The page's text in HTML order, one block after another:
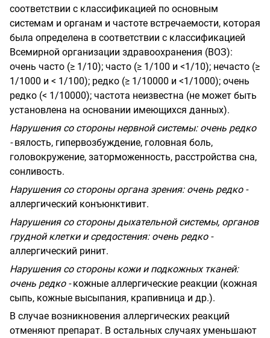
соответствии с классификацией по основным
системам и органам и частоте встречаемости, которая
была определена в соответствии с классификацией
Всемирной организации здравоохранения (ВОЗ):
очень часто (≥ 1/10); часто (≥ 1/100 и <1/10); нечасто (≥
1/1000 и < 1/100); редко (≥ 1/10000 и <1/1000); очень
редко (< 1/10000); частота неизвестна (не может быть
установлена на основании имеющихся данных).
Нарушения со стороны нервной системы: очень редко
-вялость, гипервозбуждение, головная боль,
головокружение, заторможенность, расстройства сна,
сонливость.
Нарушения со стороны органа зрения: очень редко -
аллергический конъюнктивит.
Нарушения со стороны дыхательной системы, органов
грудной клетки и средостения: очень редко -
аллергический ринит.
Нарушения со стороны кожи и подкожных тканей:
очень редко -кожные аллергические реакции (кожная
сыпь, кожные высыпания, крапивница и др.).
В случае возникновения аллергических реакций
отменяют препарат. В остальных случаях уменьшают